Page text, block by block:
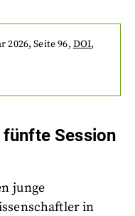
2026, Seite 96, DOI,
Session
junge
in